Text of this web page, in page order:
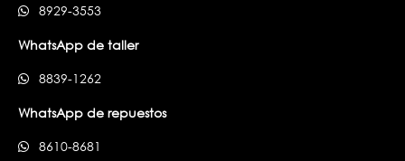
8929-3553
WhatsApp de taller
8839-1262
WhatsApp de repuestos
8610-8681